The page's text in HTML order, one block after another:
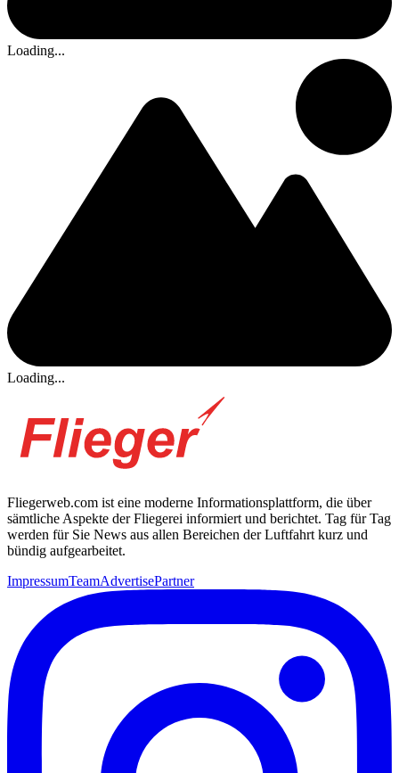
Loading...
Loading...
Fliegerweb.com ist eine moderne Informationsplattform, die über
sämtliche Aspekte der Fliegerei informiert und berichtet. Tag für Tag
werden für Sie News aus allen Bereichen der Luftfahrt kurz und
bündig aufgearbeitet.
ImpressumTeamAdvertisePartner